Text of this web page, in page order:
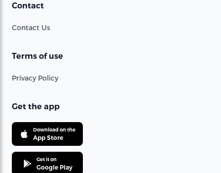
Contact
Contact Us
Terms of use
Privacy Policy
Get the app
Download on the
App Store
Get it on
Google Play